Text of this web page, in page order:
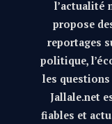
l’actualité
propose
reportages
politique,
les questions
Jallale.net
fiables et